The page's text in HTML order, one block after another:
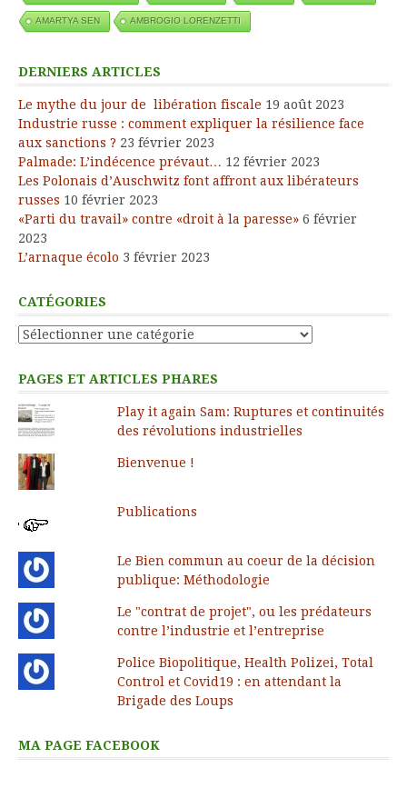
AMARTYA SEN AMBROGIO LORENZETTI
DERNIERS ARTICLES
Le mythe du jour de libération fiscale 19 août 2023
Industrie russe : comment expliquer la résilience face
aux sanctions ? 23 février 2023
Palmade: L’indécence prévaut… 12 février 2023
Les Polonais d’Auschwitz font affront aux libérateurs
russes 10 février 2023
«Parti du travail» contre «droit à la paresse» 6 février
2023
L’arnaque écolo 3 février 2023
CATÉGORIES
Catégories
PAGES ET ARTICLES PHARES
Play it again Sam: Ruptures et continuités
des révolutions industrielles
Bienvenue !
Publications
Le Bien commun au coeur de la décision
publique: Méthodologie
Le "contrat de projet", ou les prédateurs
contre l’industrie et l’entreprise
Police Biopolitique, Health Polizei, Total
Control et Covid19 : en attendant la
Brigade des Loups
MA PAGE FACEBOOK